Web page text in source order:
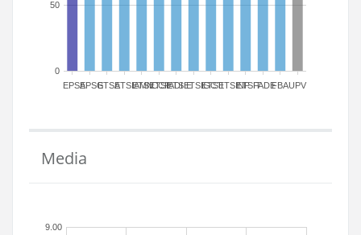
EPSAEPSGETSAETSIAMN
ETSICCP
ETSIADI
ETSIEETSIGCT
ETSIIETSINFETSITFADEFBAUPV
0
50
Media
9.00